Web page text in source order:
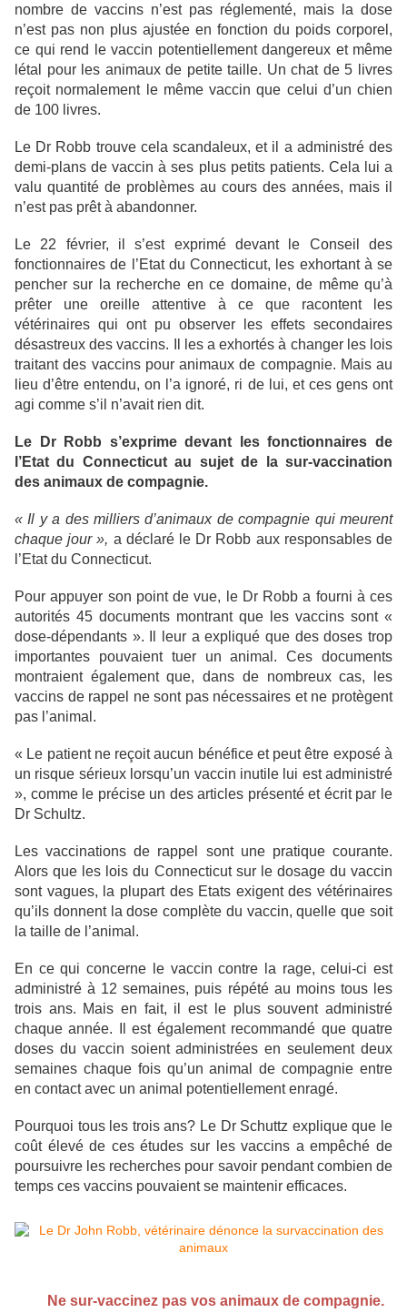
nombre de vaccins n’est pas réglementé, mais la dose
n’est pas non plus ajustée en fonction du poids corporel,
ce qui rend le vaccin potentiellement dangereux et même
létal pour les animaux de petite taille. Un chat de 5 livres
reçoit normalement le même vaccin que celui d’un chien
de 100 livres.
Le Dr Robb trouve cela scandaleux, et il a administré des
demi-plans de vaccin à ses plus petits patients. Cela lui a
valu quantité de problèmes au cours des années, mais il
n’est pas prêt à abandonner.
Le 22 février, il s’est exprimé devant le Conseil des
fonctionnaires de l’Etat du Connecticut, les exhortant à se
pencher sur la recherche en ce domaine, de même qu’à
prêter une oreille attentive à ce que racontent les
vétérinaires qui ont pu observer les effets secondaires
désastreux des vaccins. Il les a exhortés à changer les lois
traitant des vaccins pour animaux de compagnie. Mais au
lieu d’être entendu, on l’a ignoré, ri de lui, et ces gens ont
agi comme s’il n’avait rien dit.
Le Dr Robb s’exprime devant les fonctionnaires de
l’Etat du Connecticut au sujet de la sur-vaccination
des animaux de compagnie.
« Il y a des milliers d’animaux de compagnie qui meurent
chaque jour », a déclaré le Dr Robb aux responsables de
l’Etat du Connecticut.
Pour appuyer son point de vue, le Dr Robb a fourni à ces
autorités 45 documents montrant que les vaccins sont «
dose-dépendants ». Il leur a expliqué que des doses trop
importantes pouvaient tuer un animal. Ces documents
montraient également que, dans de nombreux cas, les
vaccins de rappel ne sont pas nécessaires et ne protègent
pas l’animal.
« Le patient ne reçoit aucun bénéfice et peut être exposé à
un risque sérieux lorsqu’un vaccin inutile lui est administré
», comme le précise un des articles présenté et écrit par le
Dr Schultz.
Les vaccinations de rappel sont une pratique courante.
Alors que les lois du Connecticut sur le dosage du vaccin
sont vagues, la plupart des Etats exigent des vétérinaires
qu’ils donnent la dose complète du vaccin, quelle que soit
la taille de l’animal.
En ce qui concerne le vaccin contre la rage, celui-ci est
administré à 12 semaines, puis répété au moins tous les
trois ans. Mais en fait, il est le plus souvent administré
chaque année. Il est également recommandé que quatre
doses du vaccin soient administrées en seulement deux
semaines chaque fois qu’un animal de compagnie entre
en contact avec un animal potentiellement enragé.
Pourquoi tous les trois ans? Le Dr Schuttz explique que le
coût élevé de ces études sur les vaccins a empêché de
poursuivre les recherches pour savoir pendant combien de
temps ces vaccins pouvaient se maintenir efficaces.
Ne sur-vaccinez pas vos animaux de compagnie.